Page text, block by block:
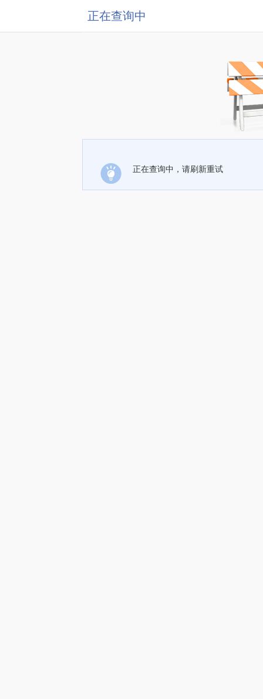
正在查询中
正在查询中，请刷新重试